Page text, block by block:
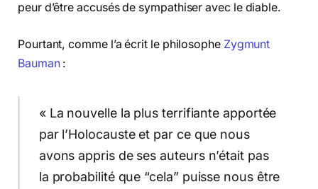
peur d’être accusés de sympathiser avec le diable.
Pourtant, comme l’a écrit le philosophe Zygmunt
Bauman:
« La nouvelle la plus terrifiante apportée
par l’Holocauste et par ce que nous
avons appris de ses auteurs n’était pas
la probabilité que “cela” puisse nous être